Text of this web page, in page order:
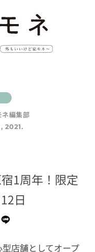
ネ編集部
2021.
1周年！限定
日
型店舗としてオープ